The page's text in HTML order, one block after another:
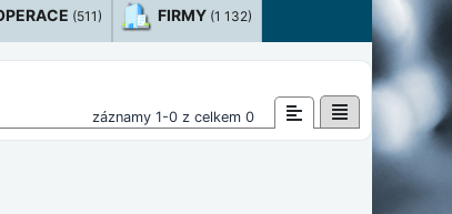
(511) FIRMY (1 132)
záznamy 1-0 z celkem 0